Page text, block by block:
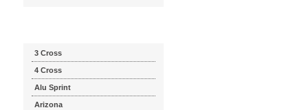
3 Cross
4 Cross
Alu Sprint
Arizona